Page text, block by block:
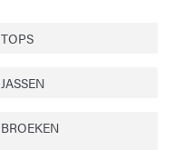
TOPS
JASSEN
BROEKEN